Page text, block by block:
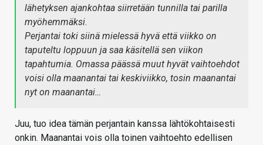
lähetyksen ajankohtaa siirretään tunnilla tai parilla
myöhemmäksi.
Perjantai toki siinä mielessä hyvä että viikko on
taputeltu loppuun ja saa käsitellä sen viikon
tapahtumia. Omassa päässä muut hyvät vaihtoehdot
voisi olla maanantai tai keskiviikko, tosin maanantai
nyt on maanantai…
Juu, tuo idea tämän perjantain kanssa lähtökohtaisesti
onkin. Maanantai vois olla toinen vaihtoehto edellisen